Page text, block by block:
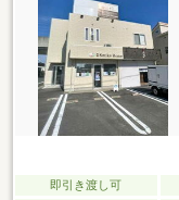
即引き渡し可